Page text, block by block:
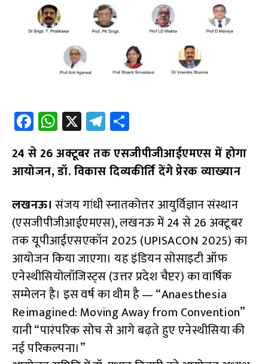
Fa
ce
b
o
o
k
W
h
at
s
A
p
p
X Te
le
gr
a
m
h
ar
e
24 से 26 अक्टूबर तक एसजीपीजीआईएमएस में होगा
आयोजन, डॉ. विकास दिव्यकीर्ति देंगे प्रेरक व्याख्यान
लखनऊ। संजय गांधी स्नातकोत्तर आयुर्विज्ञान संस्थान
(एसजीपीजीआईएमएस), लखनऊ में 24 से 26 अक्टूबर
तक यूपीआईएसएकॉन 2025 (UPISACON 2025) का
आयोजन किया जाएगा। यह इंडियन सोसाइटी ऑफ
एनेस्थीसियोलॉजिस्ट्स (उत्तर प्रदेश चैप्टर) का वार्षिक
सम्मेलन है। इस वर्ष का थीम है — “Anaesthesia
Reimagined: Moving Away from Convention”
यानी “पारंपरिक सोच से आगे बढ़ते हुए एनेस्थीसिया की
नई परिकल्पना।”